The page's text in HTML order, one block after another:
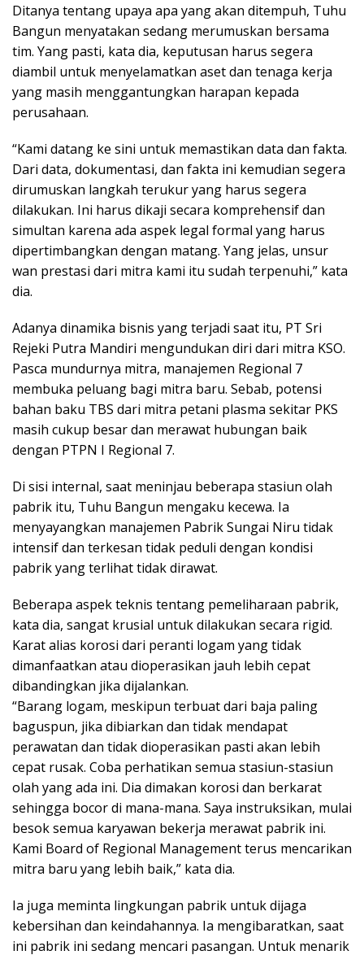
Ditanya tentang upaya apa yang akan ditempuh, Tuhu
Bangun menyatakan sedang merumuskan bersama
tim. Yang pasti, kata dia, keputusan harus segera
diambil untuk menyelamatkan aset dan tenaga kerja
yang masih menggantungkan harapan kepada
perusahaan.
“Kami datang ke sini untuk memastikan data dan fakta.
Dari data, dokumentasi, dan fakta ini kemudian segera
dirumuskan langkah terukur yang harus segera
dilakukan. Ini harus dikaji secara komprehensif dan
simultan karena ada aspek legal formal yang harus
dipertimbangkan dengan matang. Yang jelas, unsur
wan prestasi dari mitra kami itu sudah terpenuhi,” kata
dia.
Adanya dinamika bisnis yang terjadi saat itu, PT Sri
Rejeki Putra Mandiri mengundukan diri dari mitra KSO.
Pasca mundurnya mitra, manajemen Regional 7
membuka peluang bagi mitra baru. Sebab, potensi
bahan baku TBS dari mitra petani plasma sekitar PKS
masih cukup besar dan merawat hubungan baik
dengan PTPN I Regional 7.
Di sisi internal, saat meninjau beberapa stasiun olah
pabrik itu, Tuhu Bangun mengaku kecewa. Ia
menyayangkan manajemen Pabrik Sungai Niru tidak
intensif dan terkesan tidak peduli dengan kondisi
pabrik yang terlihat tidak dirawat.
Beberapa aspek teknis tentang pemeliharaan pabrik,
kata dia, sangat krusial untuk dilakukan secara rigid.
Karat alias korosi dari peranti logam yang tidak
dimanfaatkan atau dioperasikan jauh lebih cepat
dibandingkan jika dijalankan.
“Barang logam, meskipun terbuat dari baja paling
baguspun, jika dibiarkan dan tidak mendapat
perawatan dan tidak dioperasikan pasti akan lebih
cepat rusak. Coba perhatikan semua stasiun-stasiun
olah yang ada ini. Dia dimakan korosi dan berkarat
sehingga bocor di mana-mana. Saya instruksikan, mulai
besok semua karyawan bekerja merawat pabrik ini.
Kami Board of Regional Management terus mencarikan
mitra baru yang lebih baik,” kata dia.
Ia juga meminta lingkungan pabrik untuk dijaga
kebersihan dan keindahannya. Ia mengibaratkan, saat
ini pabrik ini sedang mencari pasangan. Untuk menarik